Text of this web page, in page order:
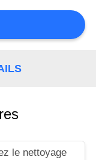
le nettoyage